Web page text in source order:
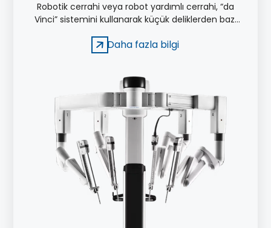
Robotik cerrahi veya robot yardımlı cerrahi, “da
Vinci” sistemini kullanarak küçük deliklerden bazı
tanımlanır.
Daha fazla bilgi